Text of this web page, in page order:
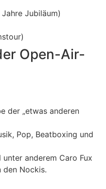
Jubiläum)
Open-Air-
der „etwas anderen
Pop, Beatboxing und
anderem Caro Fux
den Nockis.